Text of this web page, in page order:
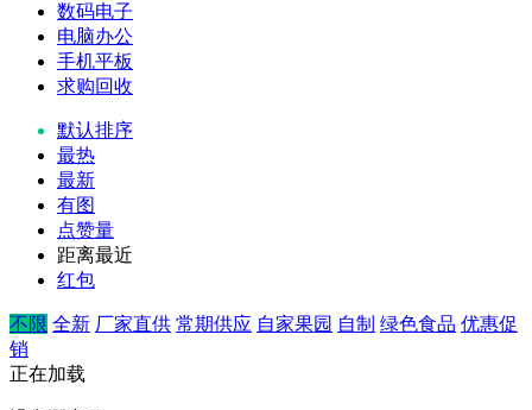
数码电子
电脑办公
手机平板
求购回收
默认排序
最热
最新
有图
点赞量
距离最近
红包
不限 全新 厂家直供 常期供应 自家果园 自制 绿色食品 优惠促
销
正在加载